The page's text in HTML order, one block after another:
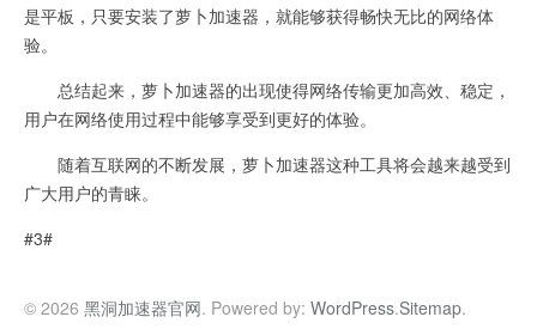
是平板，只要安装了萝卜加速器，就能够获得畅快无比的网络体
验。
总结起来，萝卜加速器的出现使得网络传输更加高效、稳定，
用户在网络使用过程中能够享受到更好的体验。
随着互联网的不断发展，萝卜加速器这种工具将会越来越受到
广大用户的青睐。
#3#
© 2026 黑洞加速器官网. Powered by: WordPress.Sitemap.